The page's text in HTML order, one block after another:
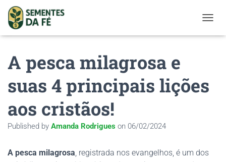
A pesca milagrosa e
suas 4 principais lições
aos cristãos!
Published by Amanda Rodrigues on 06/02/2024
A pesca milagrosa, registrada nos evangelhos, é um dos